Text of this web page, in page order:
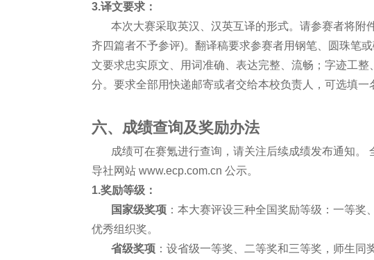
3.译文要求：
本次大赛采取英汉、汉英互译的形式。请参赛者将附
齐四篇者不予参评)。翻译稿要求参赛者用钢笔、圆珠笔
文要求忠实原文、用词准确、表达完整、流畅；字迹工
分。要求全部用快递邮寄或者交给本校负责人，可选填一
六、成绩查询及奖励办法
成绩可在赛氪进行查询，请关注后续成绩发布通知。
导社网站 www.ecp.com.cn 公示。
1.奖励等级：
国家级奖项 ：本大赛评设三种全国奖励等级：一等
优秀组织奖。
省级奖项 ：设省级一等奖、二等奖和三等奖，师生同